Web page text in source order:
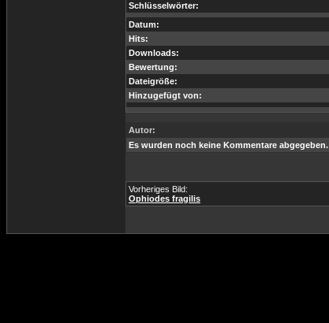
Schlüsselwörter:
Datum:
Hits:
Downloads:
Bewertung:
Dateigröße:
Hinzugefügt von:
Autor:
Es wurden noch keine Kommentare abgegeben.
Vorheriges Bild:
Ophiodes fragilis